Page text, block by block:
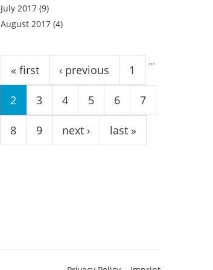
July 2017 (9)
August 2017 (4)
Pages
« first ‹ previous 1
2 3 4 5 6 7
8 9
…
next › last »